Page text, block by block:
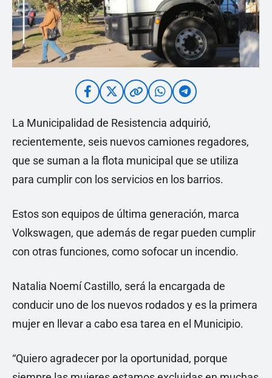
La Municipalidad de Resistencia adquirió,
recientemente, seis nuevos camiones regadores,
que se suman a la flota municipal que se utiliza
para cumplir con los servicios en los barrios.
Estos son equipos de última generación, marca
Volkswagen, que además de regar pueden cumplir
con otras funciones, como sofocar un incendio.
Natalia Noemí Castillo, será la encargada de
conducir uno de los nuevos rodados y es la primera
mujer en llevar a cabo esa tarea en el Municipio.
“Quiero agradecer por la oportunidad, porque